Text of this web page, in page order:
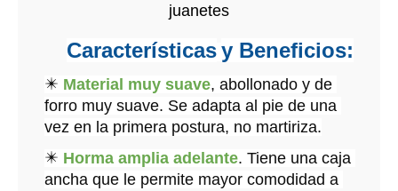
juanetes
Característicasy Beneficios:
✴️ Material muy suave, abollonado y de
forro muy suave. Se adapta al pie de una
vez en la primera postura, no martiriza.
✴️ Horma amplia adelante. Tiene una caja
ancha que le permite mayor comodidad a